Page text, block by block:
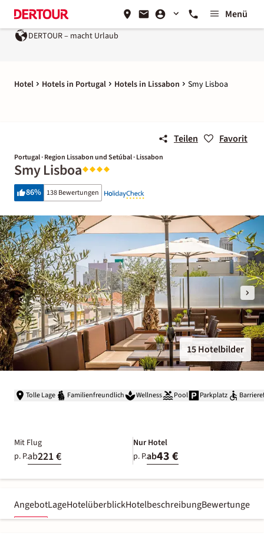
Menü
DERTOUR – macht Urlaub
Hotel Hotels in Portugal Hotels in Lissabon Smy Lisboa
Teilen Favorit
Portugal · Region Lissabon und Setúbal · Lissabon
Smy Lisboa
86% 138 Bewertungen
15 Hotelbilder
Tolle Lage Familienfreundlich Wellness Pool Parkplatz
Mit Flug
p. P.ab221 €
Nur Hotel
p. P.ab43 €
AngebotLageHotelüberblickHotelbeschreibungBewertungen